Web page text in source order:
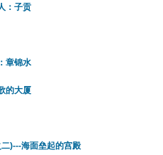
：子贡
章锦水
的大厦
)---海面垒起的宫殿